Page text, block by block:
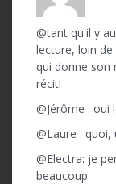
@tant qu'il y
lecture, loin
qui donne son
récit!
@Jérôme :
@Laure : quoi,
@Electra: je
beaucoup